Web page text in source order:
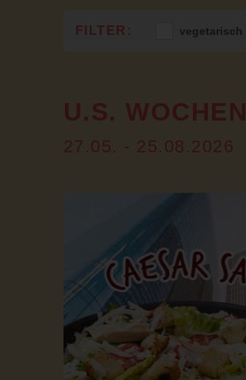
vegetarisch
U.S. WOCHEN
27.05. - 25.08.2026